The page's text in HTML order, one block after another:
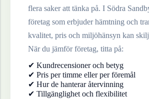
flera saker att tänka på. I Södra
företag som erbjuder hämtning och
kvalitet, pris och miljöhänsyn kan
När du jämför företag, titta på:
✔ Kundrecensioner och betyg
✔ Pris per timme eller per föremål
✔ Hur de hanterar återvinning
✔ Tillgänglighet och flexibilitet